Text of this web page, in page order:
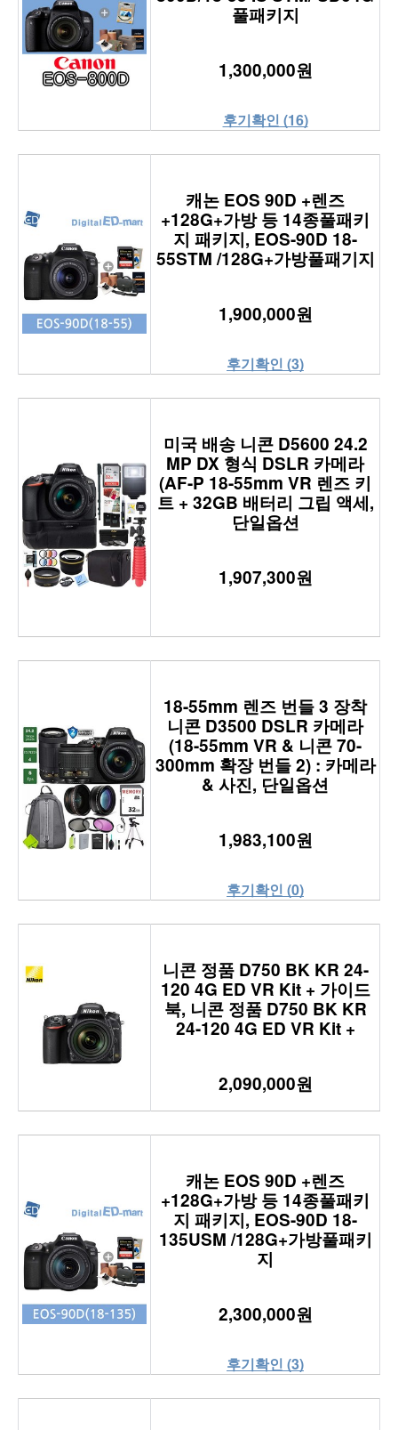
풀패키지
1,300,000원
후기확인 (16)
캐논 EOS 90D +렌즈
+128G+가방 등 14종풀패키
지 패키지, EOS-90D 18-
55STM /128G+가방풀패기지
1,900,000원
후기확인 (3)
미국 배송 니콘 D5600 24.2
MP DX 형식 DSLR 카메라
(AF-P 18-55mm VR 렌즈 키
트 + 32GB 배터리 그립 액세,
단일옵션
1,907,300원
18-55mm 렌즈 번들 3 장착
니콘 D3500 DSLR 카메라
(18-55mm VR & 니콘 70-
300mm 확장 번들 2) : 카메라
& 사진, 단일옵션
1,983,100원
후기확인 (0)
니콘 정품 D750 BK KR 24-
120 4G ED VR Kit + 가이드
북, 니콘 정품 D750 BK KR
24-120 4G ED VR Kit +
2,090,000원
캐논 EOS 90D +렌즈
+128G+가방 등 14종풀패키
지 패키지, EOS-90D 18-
135USM /128G+가방풀패키
지
2,300,000원
후기확인 (3)